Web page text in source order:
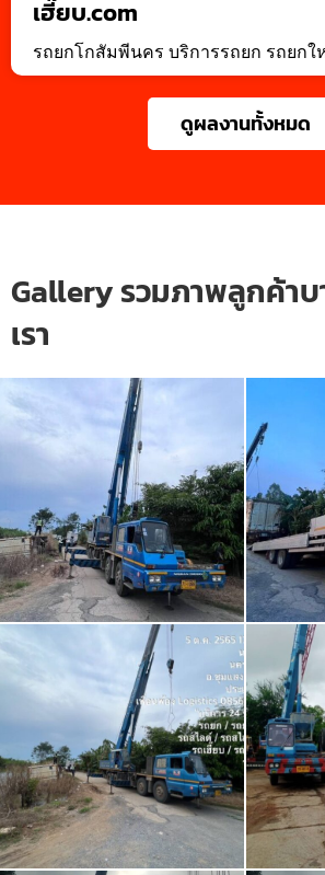
เฮี๊ยบ.com
รถยกโกสัมพีนคร บริการรถยก รถยก
ดูผลงานทั้งหมด
Gallery รวมภาพลูกค้า
เรา